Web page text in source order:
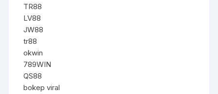
TR88
LV88
JW88
tr88
okwin
789WIN
QS88
bokep viral